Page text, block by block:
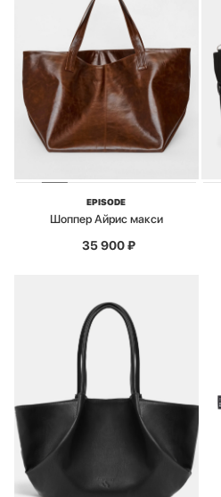
EPISODE
Шоппер Айрис макси
35 900₽